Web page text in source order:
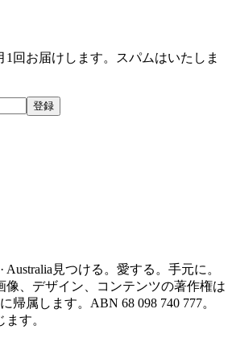
1回お届けします。スパムはいたしま
登録
Australia 見つける。愛する。手元に。
像、デザイン、コンテンツの著作権は
帰属します。ABN 68 098 740 777。
す。